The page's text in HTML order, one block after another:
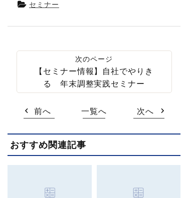
セミナー
【セミナー情報】自社でやりき
る 年末調整実践セミナー
前へ 一覧へ 次へ
おすすめ関連記事